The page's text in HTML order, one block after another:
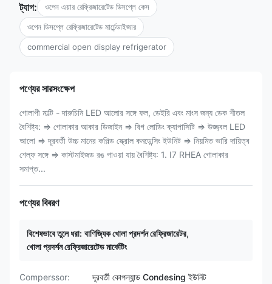
ট্যাগ: ওপেন এয়ার রেফ্রিজারেটেড ডিসপ্লে কেস
ওপেন ডিসপ্লে রেফ্রিজারেটেড মার্চেন্ডাইজার
commercial open display refrigerator
পণ্যের সারসংক্ষেপ
গোলাপী মাল্টি - দারুচিনি LED আলোর সঙ্গে ফল, ডেইরি এবং মাংস জন্য ডেক শীতল
বৈশিষ্ট্য: ⇒ গোলাকার আকার ডিজাইন ⇒ বিগ লোডিং ক্যাপাসিটি ⇒ উজ্জ্বল LED
আলো ⇒ দূরবর্তী উচ্চ মানের কপিল্ড স্ক্রোল কনডেন্সিং ইউনিট ⇒ নিয়মিত ভারি দায়িত্ব
শেল্ফ সঙ্গে ⇒ কাস্টমাইজড রঙ পাওয়া যায় বৈশিষ্ট্য: 1. I7 RHEA গোলাকার
সমাপ্ত...
পণ্যের বিবরণ
বিশেষভাবে তুলে ধরা: বাণিজ্যিক খোলা প্রদর্শন রেফ্রিজারেটর,
খোলা প্রদর্শন রেফ্রিজারেটেড মার্কেটিং
Comperssor:
দূরবর্তী কোপল্যান্ড Condesing ইউনিট